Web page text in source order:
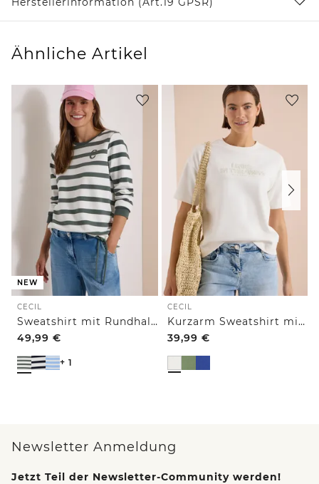
Ähnliche Artikel
NEW
CECIL
Sweatshirt mit Rundhals und Tunnelzug
49,99 €
+ 1
CECIL
Kurzarm Sweatshirt mit Embroidery
39,99 €
Newsletter Anmeldung
Jetzt Teil der Newsletter-Community werden!